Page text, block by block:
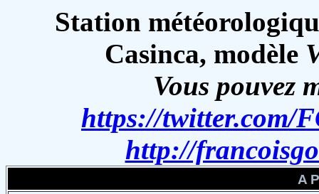
Station
Casinca, modèle
Vous pouvez
https://twitter.com/
http://
A